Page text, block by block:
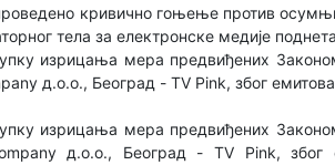
кривично гоњење против
тела за електронске медије
изрицања мера предвиђених
д.о.о., Београд - TV Pink, због
изрицања мера предвиђених
д.о.о., Београд - TV Pink, због